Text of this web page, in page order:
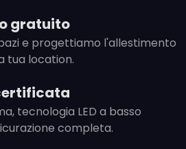
gratuito
e progettiamo l'allestimento
tua location.
tecnologia LED a basso
completa.